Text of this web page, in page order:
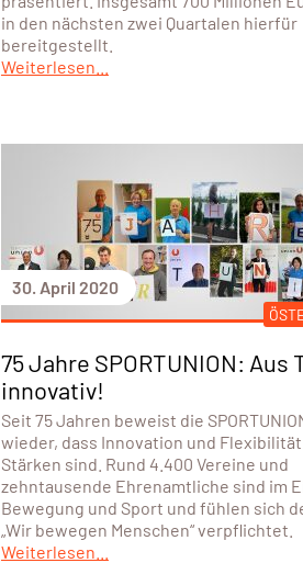
in den nächsten zwei Quartalen hierfür
bereitgestellt.
Weiterlesen...
30. April 2020
75 Jahre SPORTUNION: Aus
innovativ!
Seit 75 Jahren beweist die
wieder, dass Innovation und
Stärken sind. Rund 4.400 Vereine und
zehntausende Ehrenamtliche sind im
Bewegung und Sport und fühlen sich
„Wir bewegen Menschen“ verpflichtet.
Weiterlesen...